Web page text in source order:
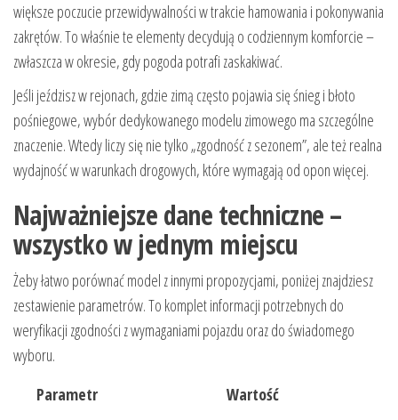
większe poczucie przewidywalności w trakcie hamowania i pokonywania
zakrętów. To właśnie te elementy decydują o codziennym komforcie –
zwłaszcza w okresie, gdy pogoda potrafi zaskakiwać.
Jeśli jeździsz w rejonach, gdzie zimą często pojawia się śnieg i błoto
pośniegowe, wybór dedykowanego modelu zimowego ma szczególne
znaczenie. Wtedy liczy się nie tylko „zgodność z sezonem”, ale też realna
wydajność w warunkach drogowych, które wymagają od opon więcej.
Najważniejsze dane techniczne –
wszystko w jednym miejscu
Żeby łatwo porównać model z innymi propozycjami, poniżej znajdziesz
zestawienie parametrów. To komplet informacji potrzebnych do
weryfikacji zgodności z wymaganiami pojazdu oraz do świadomego
wyboru.
Parametr
Wartość